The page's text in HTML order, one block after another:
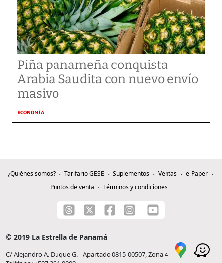
Piña panameña conquista
Arabia Saudita con nuevo envío
masivo
ECONOMÍA
¿Quiénes somos? Tarifario GESE Suplementos Ventas
e-Paper
Puntos de venta
Términos y condiciones
© 2019 La Estrella de Panamá
C/ Alejandro A. Duque G. - Apartado 0815-00507, Zona 4